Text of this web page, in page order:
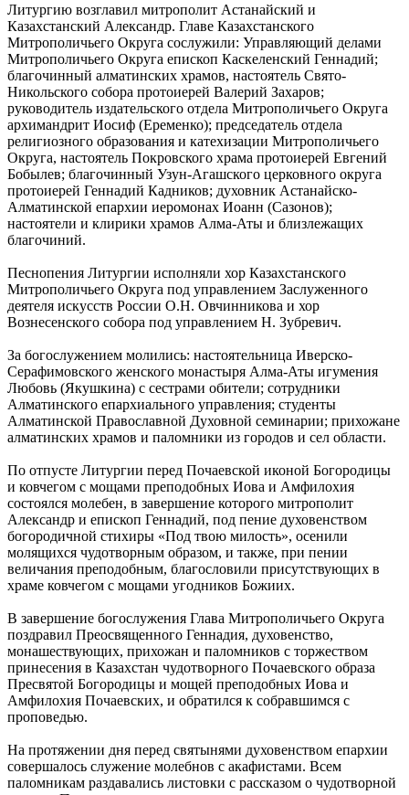
Литургию возглавил митрополит Астанайский и
Казахстанский Александр. Главе Казахстанского
Митрополичьего Округа сослужили: Управляющий делами
Митрополичьего Округа епископ Каскеленский Геннадий;
благочинный алматинских храмов, настоятель Свято-
Никольского собора протоиерей Валерий Захаров;
руководитель издательского отдела Митрополичьего Округа
архимандрит Иосиф (Еременко); председатель отдела
религиозного образования и катехизации Митрополичьего
Округа, настоятель Покровского храма протоиерей Евгений
Бобылев; благочинный Узун-Агашского церковного округа
протоиерей Геннадий Кадников; духовник Астанайско-
Алматинской епархии иеромонах Иоанн (Сазонов);
настоятели и клирики храмов Алма-Аты и близлежащих
благочиний.
Песнопения Литургии исполняли хор Казахстанского
Митрополичьего Округа под управлением Заслуженного
деятеля искусств России О.Н. Овчинникова и хор
Вознесенского собора под управлением Н. Зубревич.
За богослужением молились: настоятельница Иверско-
Серафимовского женского монастыря Алма-Аты игумения
Любовь (Якушкина) с сестрами обители; сотрудники
Алматинского епархиального управления; студенты
Алматинской Православной Духовной семинарии; прихожане
алматинских храмов и паломники из городов и сел области.
По отпусте Литургии перед Почаевской иконой Богородицы
и ковчегом с мощами преподобных Иова и Амфилохия
состоялся молебен, в завершение которого митрополит
Александр и епископ Геннадий, под пение духовенством
богородичной стихиры «Под твою милость», осенили
молящихся чудотворным образом, и также, при пении
величания преподобным, благословили присутствующих в
храме ковчегом с мощами угодников Божиих.
В завершение богослужения Глава Митрополичьего Округа
поздравил Преосвященного Геннадия, духовенство,
монашествующих, прихожан и паломников с торжеством
принесения в Казахстан чудотворного Почаевского образа
Пресвятой Богородицы и мощей преподобных Иова и
Амфилохия Почаевских, и обратился к собравшимся с
проповедью.
На протяжении дня перед святынями духовенством епархии
совершалось служение молебнов с акафистами. Всем
паломникам раздавались листовки с рассказом о чудотворной